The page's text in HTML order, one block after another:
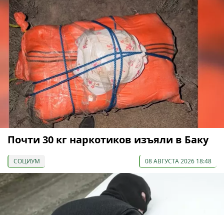
Почти 30 кг наркотиков изъяли в Баку
СОЦИУМ 08 АВГУСТА 2026 18:48